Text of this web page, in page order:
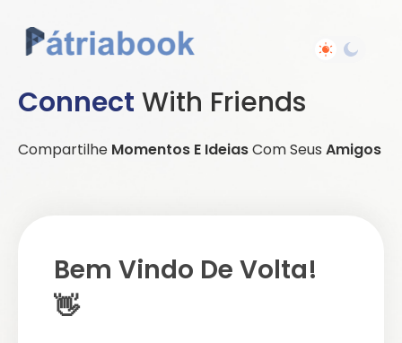
Connect With Friends
Compartilhe Momentos E IdeiasCom Seus Amigos
Bem Vindo De Volta!
👋